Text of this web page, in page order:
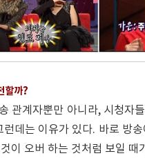
할까?
관계자뿐만 아니라, 시청자
런데는 이유가 있다. 바로 방
이 오버 하는 것처럼 보일 때